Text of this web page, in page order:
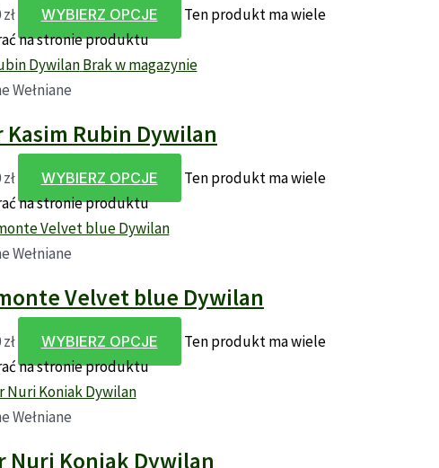
WYBIERZ OPCJE
Ten produkt ma wiele
na stronie produktu
Brak w magazynie
Wełniane
Rubin Dywilan
WYBIERZ OPCJE
Ten produkt ma wiele
na stronie produktu
Wełniane
Velvet blue Dywilan
WYBIERZ OPCJE
Ten produkt ma wiele
na stronie produktu
Wełniane
Nuri Koniak Dywilan